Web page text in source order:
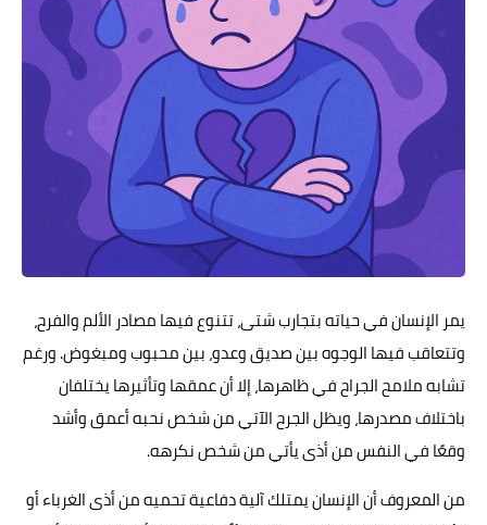
يمر الإنسان في حياته بتجارب شتى، تتنوع فيها مصادر الألم والفرح،
وتتعاقب فيها الوجوه بين صديق وعدو، بين محبوب ومبغوض. ورغم
تشابه ملامح الجراح في ظاهرها، إلا أن عمقها وتأثيرها يختلفان
باختلاف مصدرها، ويظل الجرح الآتي من شخص نحبه أعمق وأشد
وقعًا في النفس من أذى يأتي من شخص نكرهه.
من المعروف أن الإنسان يمتلك آلية دفاعية تحميه من أذى الغرباء أو